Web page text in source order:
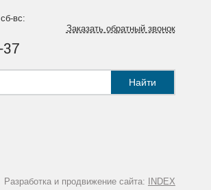
вс:
Заказать обратный звонок
Найти
Разработка и продвижение сайта: INDEX